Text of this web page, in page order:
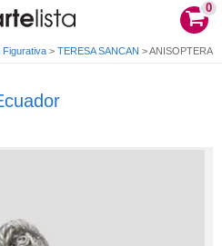
0
Figurativa > TERESA SANCAN >ANISOPTERA